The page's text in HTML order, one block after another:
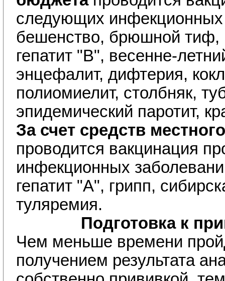
следующих инфекционных
бешенство, брюшной тиф,
гепатит "В", весенне-
энцефалит, дифтерия,
полиомиелит, столбняк,
эпидемический паротит,
За счет средств
проводится вакцинация
инфекционных
гепатит "А", грипп,
туляремия.
Подготовка к
Чем меньше времени
получением результата